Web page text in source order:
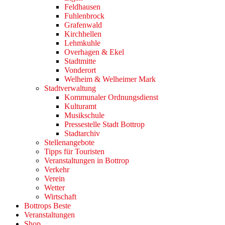
Feldhausen
Fuhlenbrock
Grafenwald
Kirchhellen
Lehmkuhle
Overhagen & Ekel
Stadtmitte
Vonderort
Welheim & Welheimer Mark
Stadtverwaltung
Kommunaler Ordnungsdienst
Kulturamt
Musikschule
Pressestelle Stadt Bottrop
Stadtarchiv
Stellenangebote
Tipps für Touristen
Veranstaltungen in Bottrop
Verkehr
Verein
Wetter
Wirtschaft
Bottrops Beste
Veranstaltungen